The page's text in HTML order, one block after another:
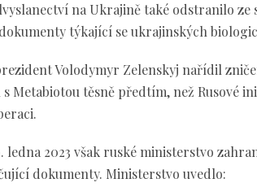
na Ukrajině také odstranilo ze
týkající se ukrajinských
Volodymyr Zelenskyj nařídil
Metabiotou těsně předtím, než Rusové
ledna 2023 však ruské ministerstvo
dokumenty. Ministerstvo uvedlo: